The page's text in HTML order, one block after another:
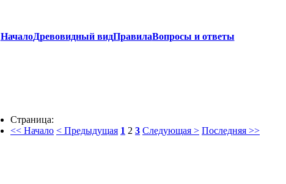
НачалоДревовидный видПравилаВопросы и ответы
Страница:
<< Начало < Предыдущая 1 2 3 Следующая > Последняя >>